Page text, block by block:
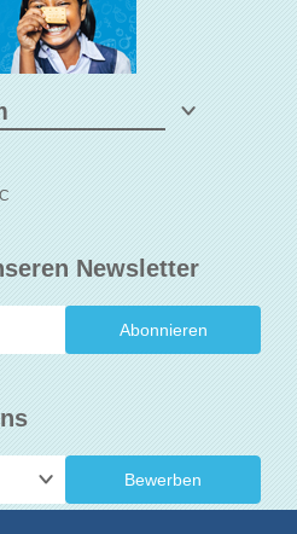
Newsletter
Bewerben
C